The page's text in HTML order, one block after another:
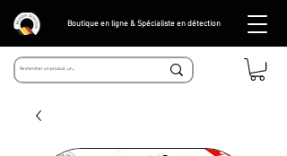
Boutique en ligne & Spécialiste en détection